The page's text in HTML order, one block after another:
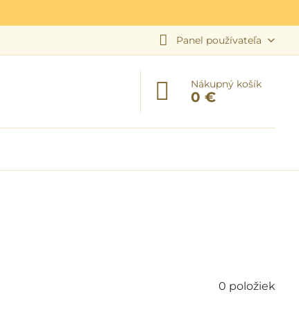
Panel používateľa
Nákupný košík
0 €
0 položiek